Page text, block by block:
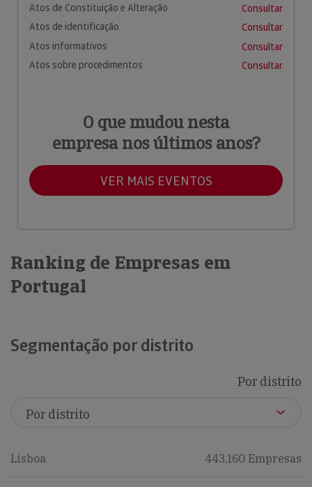
Atos de Constituição e Alteração
Consultar
Atos de identificação
Consultar
Atos informativos
Consultar
Atos sobre procedimentos
Consultar
O que mudou nesta
empresa nos últimos anos?
VER MAIS EVENTOS
Ranking de Empresas em
Portugal
Segmentação por distrito
Por distrito
Lisboa 443,160 Empresas